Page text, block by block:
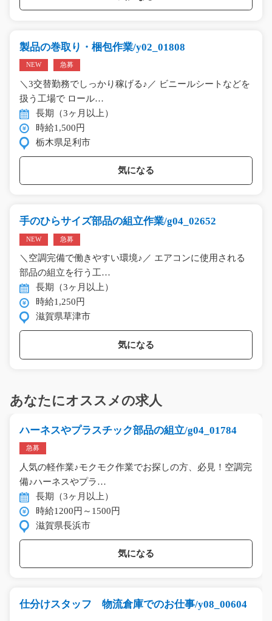
製品の巻取り・梱包作業/y02_01808
NEW 急募
＼3交替勤務でしっかり稼げる♪／ ビニールシートなどを
扱う工場で ロール…
長期（3ヶ月以上）
時給1,500円
栃木県足利市
気になる
手のひらサイズ部品の組立作業/g04_02652
NEW 急募
＼空調完備で働きやすい環境♪／ エアコンに使用される
部品の組立を行う工…
長期（3ヶ月以上）
時給1,250円
滋賀県草津市
気になる
あなたにオススメの求人
ハーネスやプラスチック部品の組立/g04_01784
急募
人気の軽作業♪モクモク作業でお探しの方、必見！空調完
備♪ハーネスやプラ…
長期（3ヶ月以上）
時給1200円～1500円
滋賀県長浜市
気になる
仕分けスタッフ 物流倉庫でのお仕事/y08_00604